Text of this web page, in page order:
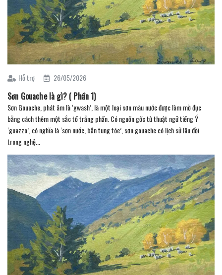
Hỗ trợ 26/05/2026
Sơn Gouache là gì? ( Phần 1)
Sơn Gouache, phát âm là ‘gwash’, là một loại sơn màu nước được làm mờ đục
bằng cách thêm một sắc tố trắng phấn. Có nguồn gốc từ thuật ngữ tiếng Ý
‘guazzo’, có nghĩa là ‘sơn nước, bắn tung tóe’, sơn gouache có lịch sử lâu đời
trong nghệ...